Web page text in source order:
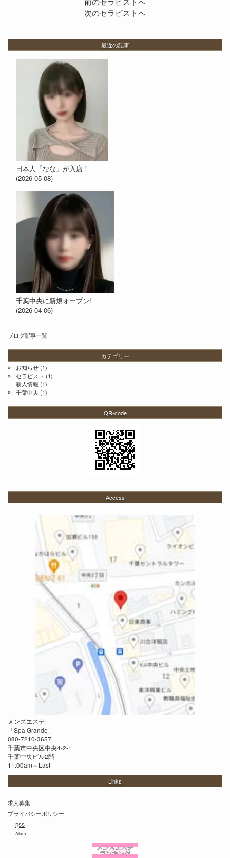
次のセラピストへ
最近の記事
日本人「なな」が入店！
(2026-05-08)
千葉中央に新規オープン!
(2026-04-06)
ブログ記事一覧
カテゴリー
お知らせ (1)
セラピスト (1)
新人情報 (1)
千葉中央 (1)
QR-code
Access
メンズエステ
「Spa Grande 」
080-7210-3657
千葉市中央区中央4-2-1
千葉中央ビル2階
11:00am～Last
Links
求人募集
プライバシーポリシー
RSS
Atom